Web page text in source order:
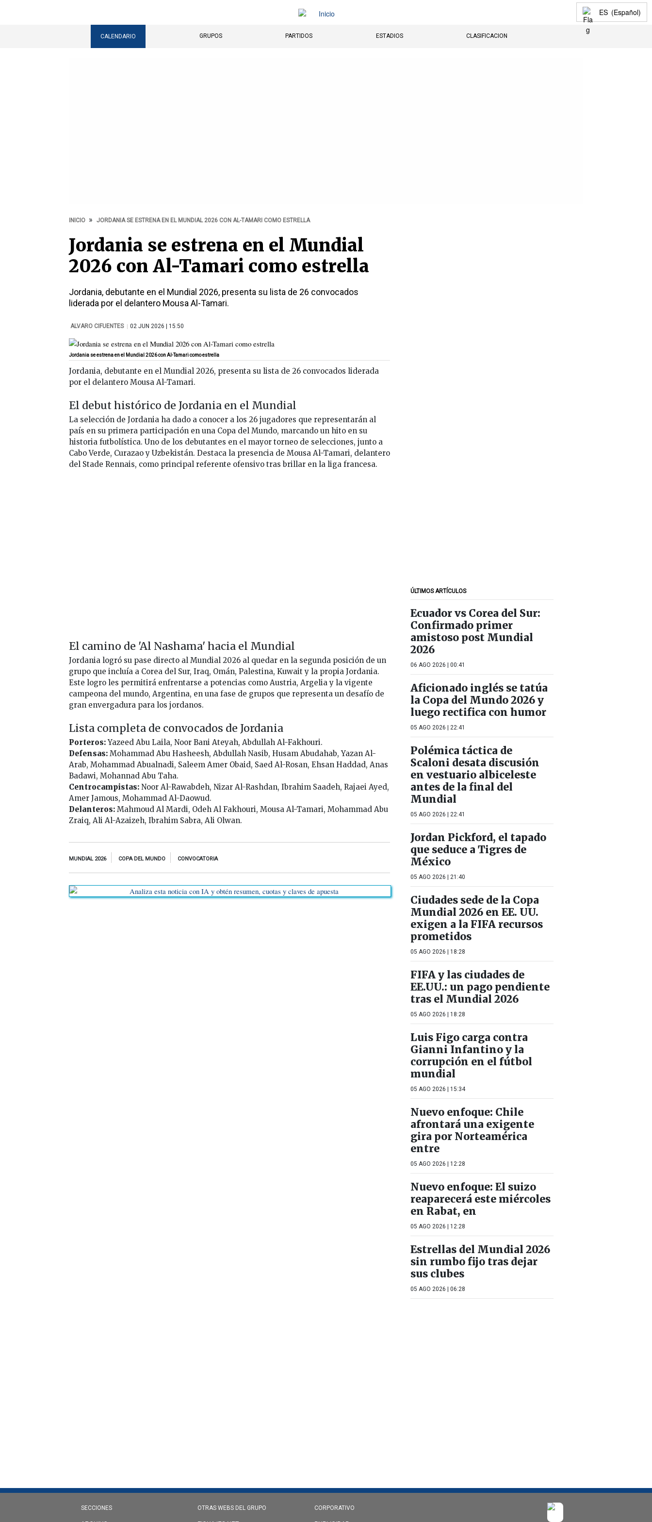
ES (Español)
CALENDARIO GRUPOS PARTIDOS ESTADIOS CLASIFICACION
INICIO JORDANIA SE ESTRENA EN EL MUNDIAL 2026 CON AL-TAMARI COMO ESTRELLA
Jordania se estrena en el Mundial
2026 con Al-Tamari como estrella
Jordania, debutante en el Mundial 2026, presenta su lista de 26 convocados
liderada por el delantero Mousa Al-Tamari.
ALVARO CIFUENTES | 02 JUN 2026 | 15:50
Jordania se estrena en el Mundial 2026 con Al-Tamari como estrella
Jordania, debutante en el Mundial 2026, presenta su lista de 26 convocados liderada
por el delantero Mousa Al-Tamari.
El debut histórico de Jordania en el Mundial
La selección de Jordania ha dado a conocer a los 26 jugadores que representarán al
país en su primera participación en una Copa del Mundo, marcando un hito en su
historia futbolística. Uno de los debutantes en el mayor torneo de selecciones, junto a
Cabo Verde, Curazao y Uzbekistán. Destaca la presencia de Mousa Al-Tamari, delantero
del Stade Rennais, como principal referente ofensivo tras brillar en la liga francesa.
El camino de 'Al Nashama' hacia el Mundial
Jordania logró su pase directo al Mundial 2026 al quedar en la segunda posición de un
grupo que incluía a Corea del Sur, Iraq, Omán, Palestina, Kuwait y la propia Jordania.
Este logro les permitirá enfrentarse a potencias como Austria, Argelia y la vigente
campeona del mundo, Argentina, en una fase de grupos que representa un desafío de
gran envergadura para los jordanos.
Lista completa de convocados de Jordania
Porteros:Yazeed Abu Laila, Noor Bani Ateyah, Abdullah Al-Fakhouri.
Defensas: Mohammad Abu Hasheesh, Abdullah Nasib, Husam Abudahab, Yazan Al-
Arab, Mohammad Abualnadi, Saleem Amer Obaid, Saed Al-Rosan, Ehsan Haddad, Anas
Badawi, Mohannad Abu Taha.
Centrocampistas: Noor Al-Rawabdeh, Nizar Al-Rashdan, Ibrahim Saadeh, Rajaei Ayed,
Amer Jamous, Mohammad Al-Daowud.
Delanteros: Mahmoud Al Mardi, Odeh Al Fakhouri, Mousa Al-Tamari, Mohammad Abu
Zraiq, Ali Al-Azaizeh, Ibrahim Sabra, Ali Olwan.
MUNDIAL 2026 COPA DEL MUNDO CONVOCATORIA
ÚLTIMOS ARTÍCULOS
Ecuador vs Corea del Sur:
Confirmado primer
amistoso post Mundial
2026
06 AGO 2026 | 00:41
Aficionado inglés se tatúa
la Copa del Mundo 2026 y
luego rectifica con humor
05 AGO 2026 | 22:41
Polémica táctica de
Scaloni desata discusión
en vestuario albiceleste
antes de la final del
Mundial
05 AGO 2026 | 22:41
Jordan Pickford, el tapado
que seduce a Tigres de
México
05 AGO 2026 | 21:40
Ciudades sede de la Copa
Mundial 2026 en EE. UU.
exigen a la FIFA recursos
prometidos
05 AGO 2026 | 18:28
FIFA y las ciudades de
EE.UU.: un pago pendiente
tras el Mundial 2026
05 AGO 2026 | 18:28
Luis Figo carga contra
Gianni Infantino y la
corrupción en el fútbol
mundial
05 AGO 2026 | 15:34
Nuevo enfoque: Chile
afrontará una exigente
gira por Norteamérica
entre
05 AGO 2026 | 12:28
Nuevo enfoque: El suizo
reaparecerá este miércoles
en Rabat, en
05 AGO 2026 | 12:28
Estrellas del Mundial 2026
sin rumbo fijo tras dejar
sus clubes
05 AGO 2026 | 06:28
SECCIONES OTRAS WEBS DEL GRUPO CORPORATIVO